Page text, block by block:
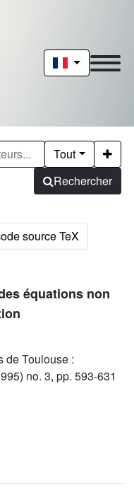
Tout
Rechercher
équations non
de Toulouse :
no. 3, pp. 593-631